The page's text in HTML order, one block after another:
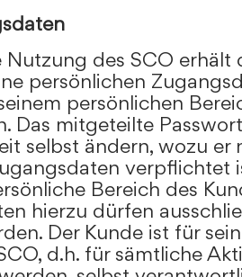
des SCO erhält
persönlichen
persönlichen
Das mitgeteilte
selbst ändern, wozu er
verpflichtet
Bereich des
hierzu dürfen
Der Kunde ist für
d.h. für sämtliche